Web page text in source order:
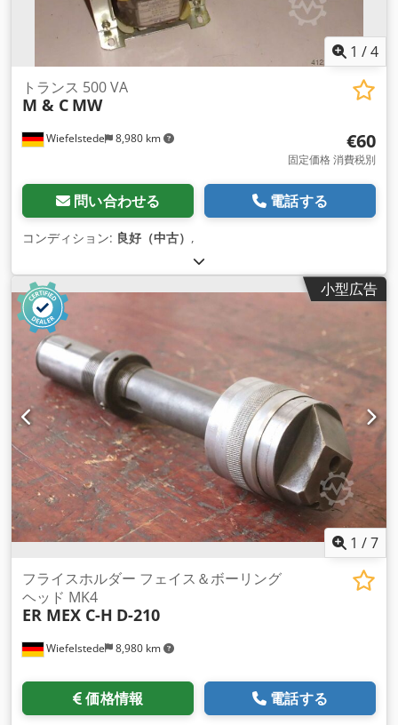
1 /4
Wiefelstede 8,980 km
トランス 500 VA
M & C MW
€60
固定価格 消費税別
問い合わせる 電話する
コンディション: 良好（中古） ,
小型広告
1 /7
Wiefelstede 8,980 km
フライスホルダー フェイス＆ボーリング
ヘッド MK4
ER MEX C-H D-210
価格情報 電話する